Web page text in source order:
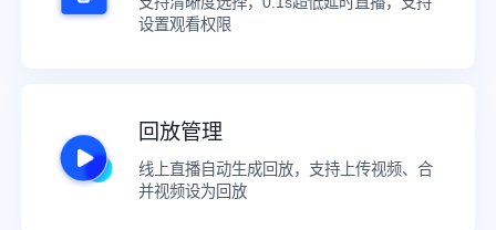
设置观看权限
回放管理
线上直播自动生成回放，支持上传视频、合
并视频设为回放